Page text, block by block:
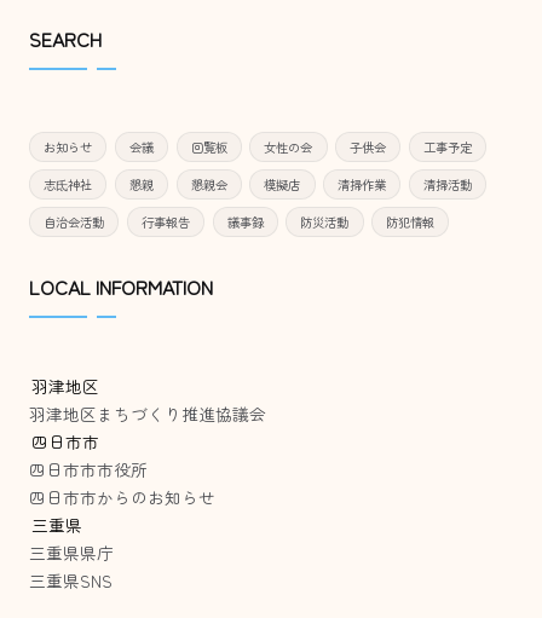
SEARCH
お知らせ 会議 回覧板 女性の会 子供会 工事予定
志氐神社 懇親 懇親会 模擬店 清掃作業 清掃活動
自治会活動 行事報告 議事録 防災活動 防犯情報
LOCAL INFORMATION
羽津地区
羽津地区まちづくり推進協議会
四日市市
四日市市市役所
四日市市からのお知らせ
三重県
三重県県庁
三重県SNS